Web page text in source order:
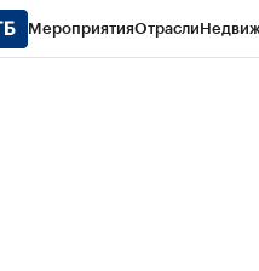
МероприятияОтрасли